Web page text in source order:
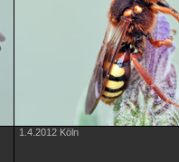
1.4.2012 Köln